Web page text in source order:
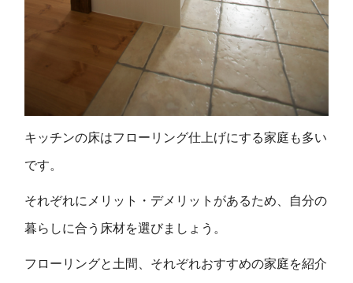
キッチンの床はフローリング仕上げにする家庭も多い
です。
それぞれにメリット・デメリットがあるため、自分の
暮らしに合う床材を選びましょう。
フローリングと土間、それぞれおすすめの家庭を紹介